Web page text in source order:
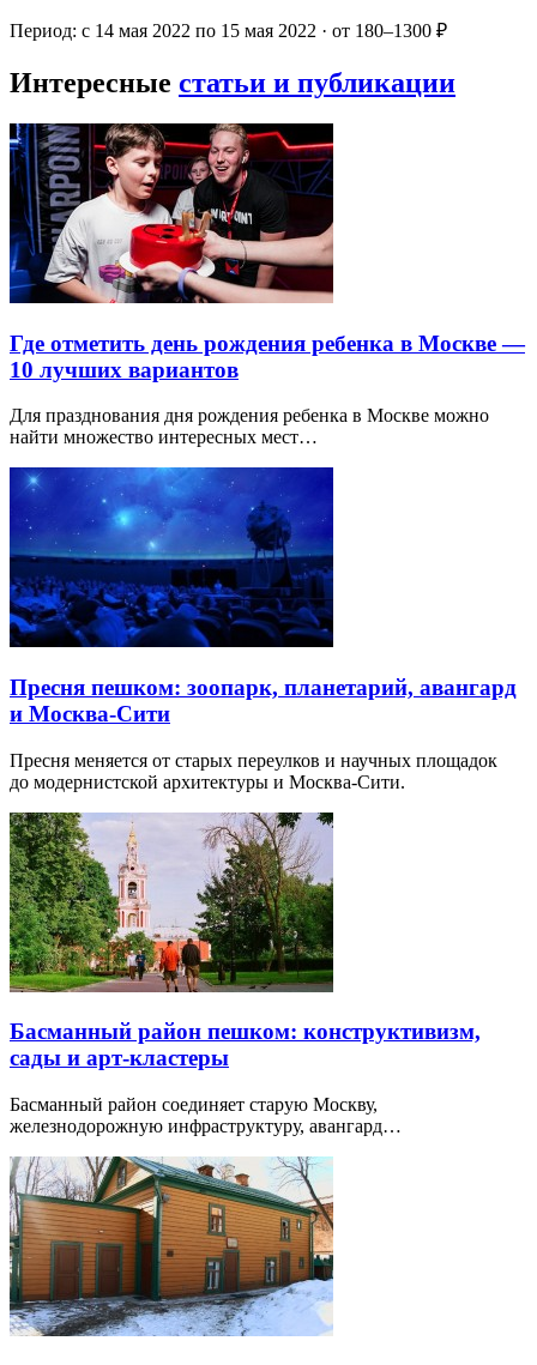
Период: с 14 мая 2022 по 15 мая 2022 · от 180–1300 ₽
Интересные статьи и публикации
Где отметить день рождения ребенка в Москве —
10 лучших вариантов
Для празднования дня рождения ребенка в Москве можно
найти множество интересных мест…
Пресня пешком: зоопарк, планетарий, авангард
и Москва-Сити
Пресня меняется от старых переулков и научных площадок
до модернистской архитектуры и Москва-Сити.
Басманный район пешком: конструктивизм,
сады и арт-кластеры
Басманный район соединяет старую Москву,
железнодорожную инфраструктуру, авангард…